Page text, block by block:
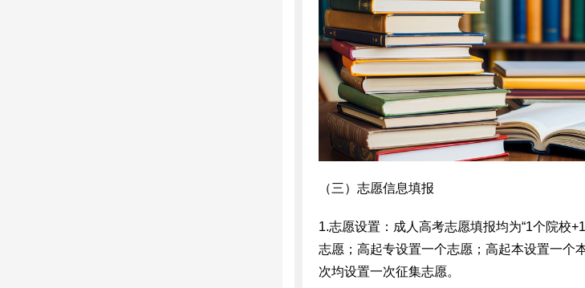
（三）志愿信息填报
1.志愿设置：成人高考志愿填报均为“1个院校
志愿；高起专设置一个志愿；高起本设置一个
次均设置一次征集志愿。